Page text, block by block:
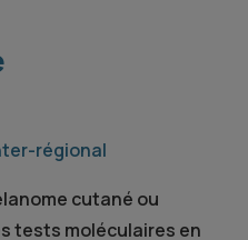
régional
cutané ou
tests moléculaires en